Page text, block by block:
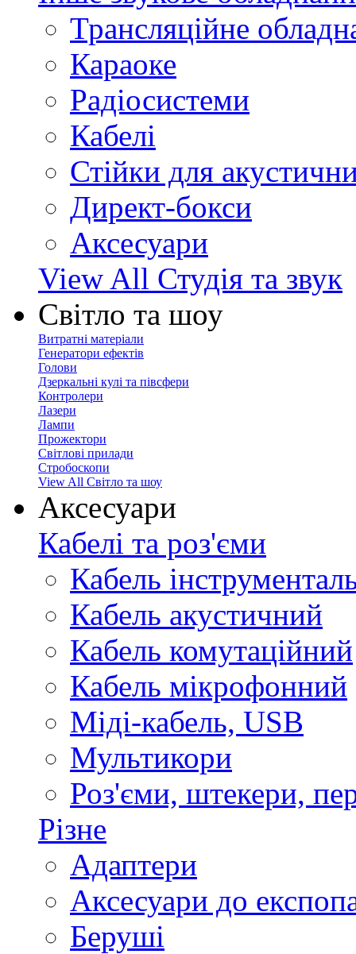
Трансляційне
Караоке
Радіосистеми
Кабелі
Стійки для
Директ-бокси
Аксесуари
View All Студія та звук
Світло та шоу
Витратні матеріали
Генератори ефектів
Голови
Дзеркальні кулі та півсфери
Контролери
Лазери
Лампи
Прожектори
Світлові прилади
Стробоскопи
View All Світло та шоу
Аксесуари
Кабелі та роз'єми
Кабель
Кабель акустичний
Кабель комутаційний
Кабель мікрофонний
Міді-кабель, USB
Мультикори
Роз'єми, штекери,
Різне
Адаптери
Аксесуари до
Беруші